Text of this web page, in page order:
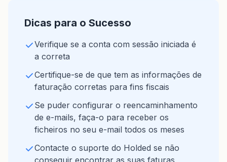
Dicas para o Sucesso
Verifique se a conta com sessão iniciada é
a correta
Certifique-se de que tem as informações de
faturação corretas para fins fiscais
Se puder configurar o reencaminhamento
de e-mails, faça-o para receber os
ficheiros no seu e-mail todos os meses
Contacte o suporte do Holded se não
conseguir encontrar as suas faturas